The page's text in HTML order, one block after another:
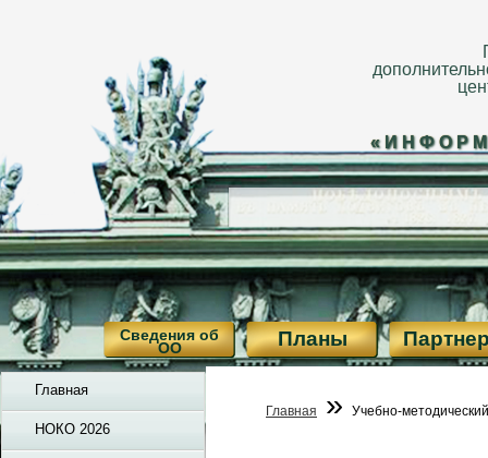
Сведения об
ОО Планы
Главная » Учебно-
Главная
НОКО 2026